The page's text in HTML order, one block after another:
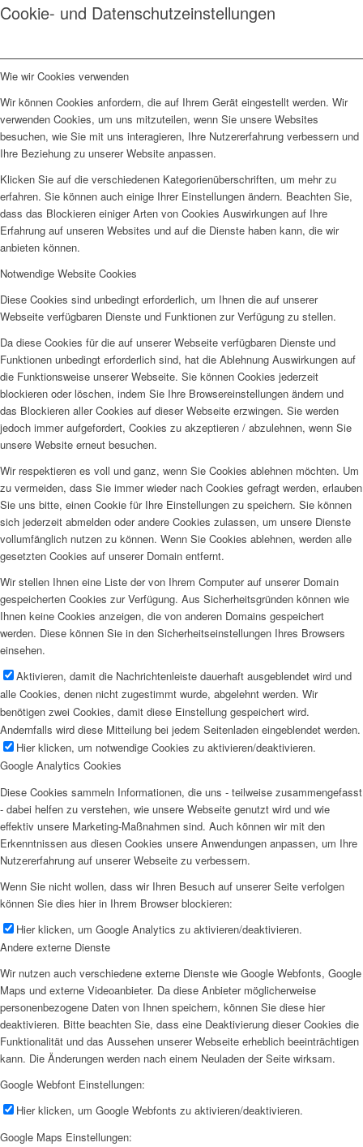
Cookie- und Datenschutzeinstellungen
Wie wir Cookies verwenden
Wir können Cookies anfordern, die auf Ihrem Gerät eingestellt werden. Wir
verwenden Cookies, um uns mitzuteilen, wenn Sie unsere Websites
besuchen, wie Sie mit uns interagieren, Ihre Nutzererfahrung verbessern und
Ihre Beziehung zu unserer Website anpassen.
Klicken Sie auf die verschiedenen Kategorienüberschriften, um mehr zu
erfahren. Sie können auch einige Ihrer Einstellungen ändern. Beachten Sie,
dass das Blockieren einiger Arten von Cookies Auswirkungen auf Ihre
Erfahrung auf unseren Websites und auf die Dienste haben kann, die wir
anbieten können.
Notwendige Website Cookies
Diese Cookies sind unbedingt erforderlich, um Ihnen die auf unserer
Webseite verfügbaren Dienste und Funktionen zur Verfügung zu stellen.
Da diese Cookies für die auf unserer Webseite verfügbaren Dienste und
Funktionen unbedingt erforderlich sind, hat die Ablehnung Auswirkungen auf
die Funktionsweise unserer Webseite. Sie können Cookies jederzeit
blockieren oder löschen, indem Sie Ihre Browsereinstellungen ändern und
das Blockieren aller Cookies auf dieser Webseite erzwingen. Sie werden
jedoch immer aufgefordert, Cookies zu akzeptieren / abzulehnen, wenn Sie
unsere Website erneut besuchen.
Wir respektieren es voll und ganz, wenn Sie Cookies ablehnen möchten. Um
zu vermeiden, dass Sie immer wieder nach Cookies gefragt werden, erlauben
Sie uns bitte, einen Cookie für Ihre Einstellungen zu speichern. Sie können
sich jederzeit abmelden oder andere Cookies zulassen, um unsere Dienste
vollumfänglich nutzen zu können. Wenn Sie Cookies ablehnen, werden alle
gesetzten Cookies auf unserer Domain entfernt.
Wir stellen Ihnen eine Liste der von Ihrem Computer auf unserer Domain
gespeicherten Cookies zur Verfügung. Aus Sicherheitsgründen können wie
Ihnen keine Cookies anzeigen, die von anderen Domains gespeichert
werden. Diese können Sie in den Sicherheitseinstellungen Ihres Browsers
einsehen.
Aktivieren, damit die Nachrichtenleiste dauerhaft ausgeblendet wird und
alle Cookies, denen nicht zugestimmt wurde, abgelehnt werden. Wir
benötigen zwei Cookies, damit diese Einstellung gespeichert wird.
Andernfalls wird diese Mitteilung bei jedem Seitenladen eingeblendet werden.
Hier klicken, um notwendige Cookies zu aktivieren/deaktivieren.
Google Analytics Cookies
Diese Cookies sammeln Informationen, die uns - teilweise zusammengefasst
- dabei helfen zu verstehen, wie unsere Webseite genutzt wird und wie
effektiv unsere Marketing-Maßnahmen sind. Auch können wir mit den
Erkenntnissen aus diesen Cookies unsere Anwendungen anpassen, um Ihre
Nutzererfahrung auf unserer Webseite zu verbessern.
Wenn Sie nicht wollen, dass wir Ihren Besuch auf unserer Seite verfolgen
können Sie dies hier in Ihrem Browser blockieren:
Hier klicken, um Google Analytics zu aktivieren/deaktivieren.
Andere externe Dienste
Wir nutzen auch verschiedene externe Dienste wie Google Webfonts, Google
Maps und externe Videoanbieter. Da diese Anbieter möglicherweise
personenbezogene Daten von Ihnen speichern, können Sie diese hier
deaktivieren. Bitte beachten Sie, dass eine Deaktivierung dieser Cookies die
Funktionalität und das Aussehen unserer Webseite erheblich beeinträchtigen
kann. Die Änderungen werden nach einem Neuladen der Seite wirksam.
Google Webfont Einstellungen:
Hier klicken, um Google Webfonts zu aktivieren/deaktivieren.
Google Maps Einstellungen: